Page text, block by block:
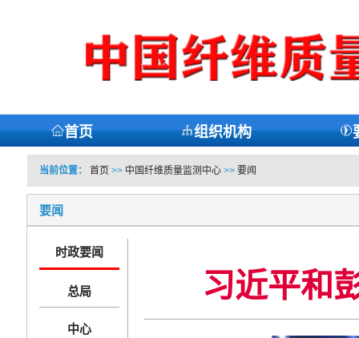
首页 组织机构
当前位置： 首页 >> 中国纤维质量监测中心>> 要闻
要闻
时政要闻
总局
中心
习近平和